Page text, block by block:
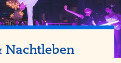
Nachtleben